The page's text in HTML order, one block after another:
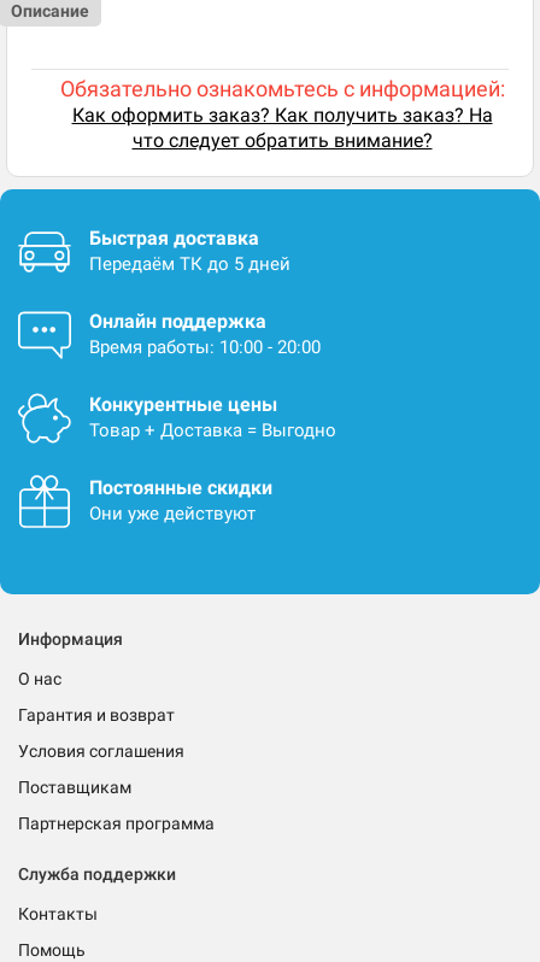
Описание
Обязательно ознакомьтесь с информацией:
Как оформить заказ? Как получить заказ? На
что следует обратить внимание?
Быстрая доставка
Передаём ТК до 5 дней
Онлайн поддержка
Время работы: 10:00 - 20:00
Конкурентные цены
Товар + Доставка = Выгодно
Постоянные скидки
Они уже действуют
Информация
О нас
Гарантия и возврат
Условия соглашения
Поставщикам
Партнерская программа
Служба поддержки
Контакты
Помощь